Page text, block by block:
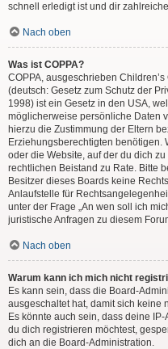
schnell erledigt ist und dir
Nach oben
Was ist COPPA?
COPPA, ausgeschrieben
(deutsch: Gesetz zum Schutz der
1998) ist ein Gesetz in den USA,
möglicherweise persönliche Daten
hierzu die Zustimmung der Eltern
Erziehungsberechtigten benötigen.
oder die Website, auf der du dich
rechtlichen Beistand zu Rate. Bitte
Besitzer dieses Boards keine
Anlaufstelle für
unter der Frage „An wen soll ich
juristische Anfragen zu diesem
Nach oben
Warum kann ich mich nicht
Es kann sein, dass die Board-
ausgeschaltet hat, damit sich keine
Es könnte auch sein, dass deine
du dich registrieren möchtest,
dich an die Board-Administration.